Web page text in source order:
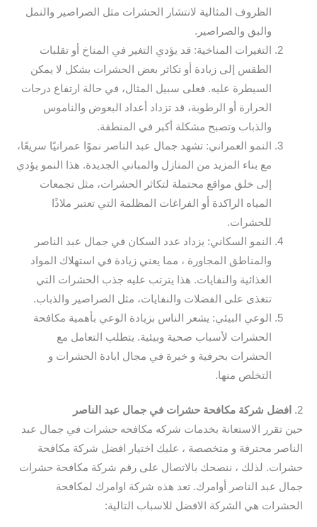
الظروف المثالية لانتشار الحشرات مثل الصراصير والنمل
والبق والصراصير.
التغيرات المناخية: قد يؤدي التغير في المناخ أو تقلبات
الطقس إلى زيادة أو تكاثر بعض الحشرات بشكل لا يمكن
السيطرة عليه. فعلى سبيل المثال، في حالة ارتفاع درجات
الحرارة أو الرطوبة، قد تزداد أعداد البعوض والناموس
والذباب وتصبح مشكلة أكبر في المنطقة.
النمو العمراني: تشهد جمال عبد الناصر نموًا عمرانيًا سريعًا،
مع بناء المزيد من المنازل والمباني الجديدة. هذا النمو يؤدي
إلى خلق مواقع محتملة لتكاثر الحشرات، مثل تجمعات
المياه الراكدة أو الفراغات المظلمة التي تعتبر ملاذًا
للحشرات.
النمو السكاني: يزداد عدد السكان في جمال عبد الناصر
والمناطق المجاورة ، مما يعني زيادة في استهلاك المواد
الغذائية والنفايات. هذا يترتب عليه جذب الحشرات التي
تتغذى على الفضلات والنفايات، مثل الصراصير والذباب.
الوعي البيئي: يشعر الناس بزيادة الوعي بأهمية مكافحة
الحشرات لأسباب صحية وبيئية. يتطلب التعامل مع
الحشرات بحرفية و خبرة في مجال ابادة الحشرات و
التخلص منها.
2.
افضل شركة مكافحة حشرات في جمال عبد الناصر
حين تقرر الاستعانة بخدمات شركه مكافحه حشرات في جمال عبد
الناصر محترفة و متخصصة ، عليك اختيار افضل شركة مكافحة
حشرات. لذلك ، ننصحك بالاتصال على رقم شركة مكافحة حشرات
جمال عبد الناصر أوامرك. تعد هذه شركة اوامرك لمكافحة
الحشرات هي الشركة الافضل للاسباب التالية: